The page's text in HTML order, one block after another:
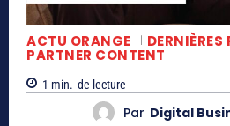
ACTU ORANGE
PARTNER CONTENT
1 min. de lecture
Par Digital